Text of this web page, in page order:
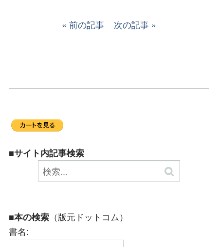
前の記事 次の記事
■サイト内記事検索
■本の検索 （版元ドットコム）
書名: